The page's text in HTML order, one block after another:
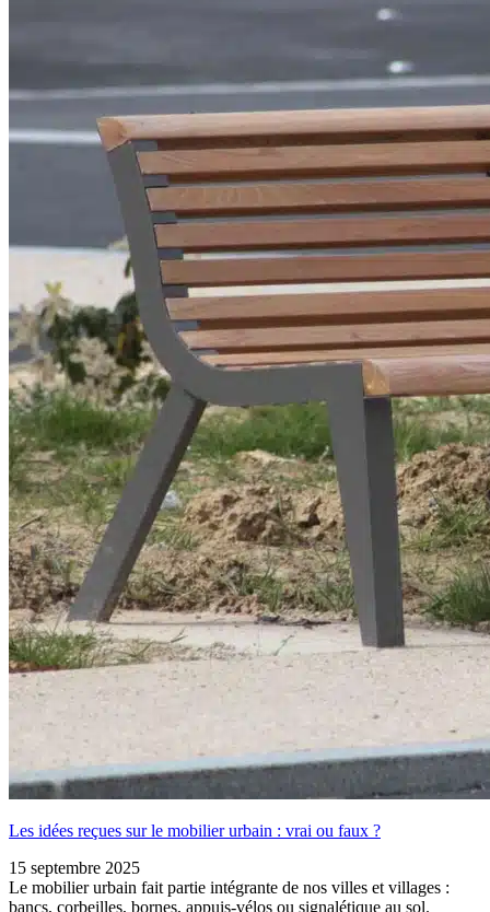
Les idées reçues sur le mobilier urbain : vrai ou faux ?
15 septembre 2025
Le mobilier urbain fait partie intégrante de nos villes et villages :
bancs, corbeilles, bornes, appuis-vélos ou signalétique au sol.